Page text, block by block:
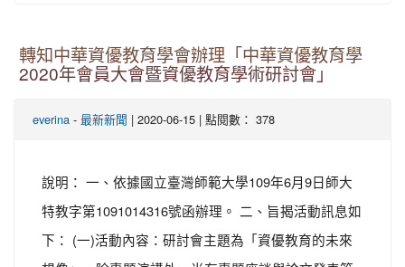
轉知中華資優教育學會辦理「中華資優教育學
2020年會員大會暨資優教育學術研討會」
everina - 最新新聞 | 2020-06-15 | 點閱數： 378
說明： 一、依據國立臺灣師範大學109年6月9日師大
特教字第1091014316號函辦理。 二、旨揭活動訊息如
下： (一)活動內容：研討會主題為「資優教育的未來